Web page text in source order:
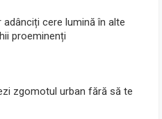
adânciți cere lumină în alte
proeminenți
zgomotul urban fără să te